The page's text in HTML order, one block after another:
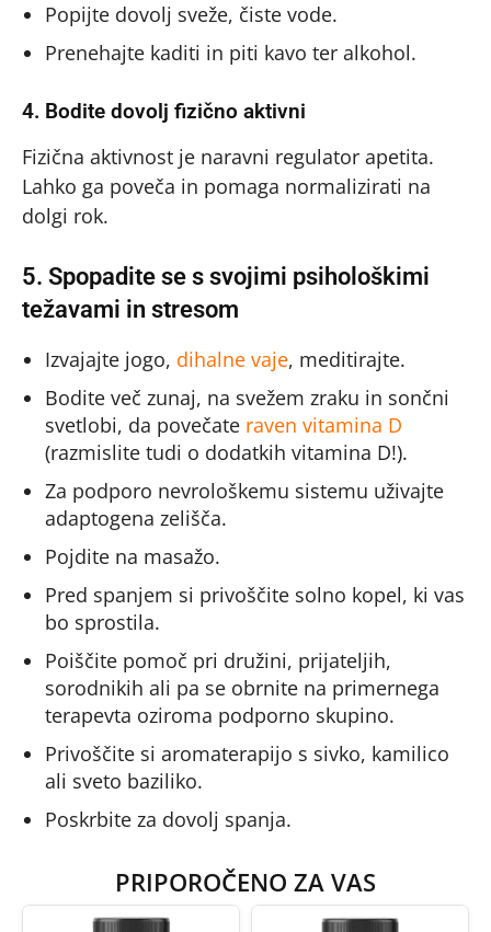
Popijte dovolj sveže, čiste vode.
Prenehajte kaditi in piti kavo ter alkohol.
4. Bodite dovolj fizično aktivni
Fizična aktivnost je naravni regulator apetita.
Lahko ga poveča in pomaga normalizirati na
dolgi rok.
5. Spopadite se s svojimi psihološkimi
težavami in stresom
Izvajajte jogo, dihalne vaje, meditirajte.
Bodite več zunaj, na svežem zraku in sončni
svetlobi, da povečate raven vitamina D
(razmislite tudi o dodatkih vitamina D!).
Za podporo nevrološkemu sistemu uživajte
adaptogena zelišča.
Pojdite na masažo.
Pred spanjem si privoščite solno kopel, ki vas
bo sprostila.
Poiščite pomoč pri družini, prijateljih,
sorodnikih ali pa se obrnite na primernega
terapevta oziroma podporno skupino.
Privoščite si aromaterapijo s sivko, kamilico
ali sveto baziliko.
Poskrbite za dovolj spanja.
PRIPOROČENO ZA VAS